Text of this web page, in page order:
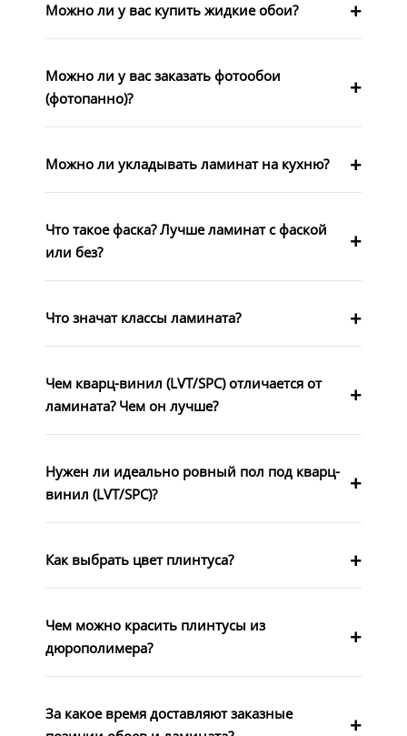
Можно ли у вас купить жидкие обои?
Можно ли у вас заказать фотообои
(фотопанно)?
Можно ли укладывать ламинат на кухню?
Что такое фаска? Лучше ламинат с фаской
или без?
Что значат классы ламината?
Чем кварц-винил (LVT/SPC) отличается от
ламината? Чем он лучше?
Нужен ли идеально ровный пол под кварц-
винил (LVT/SPC)?
Как выбрать цвет плинтуса?
Чем можно красить плинтусы из
дюрополимера?
За какое время доставляют заказные